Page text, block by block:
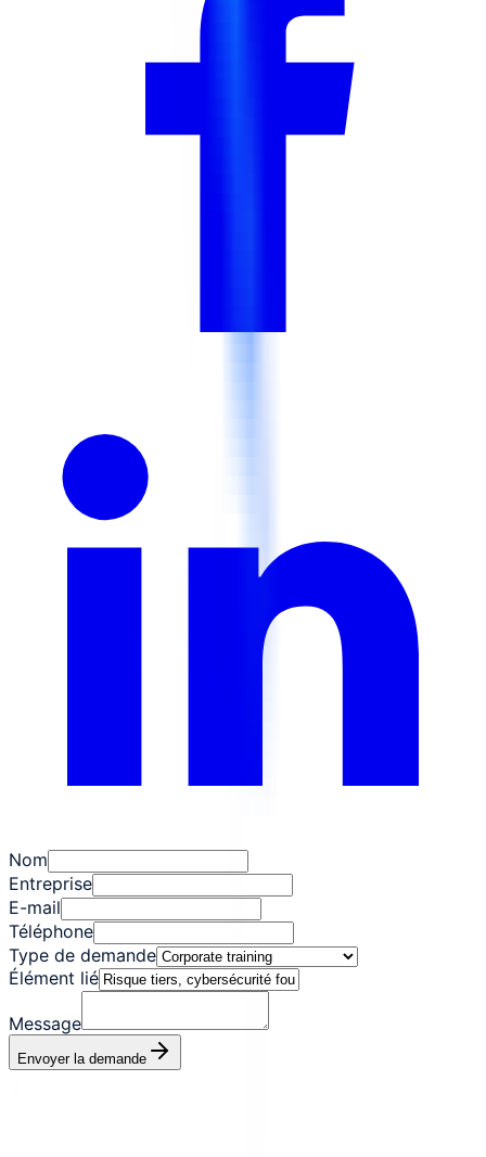
Nom
Entreprise
E-mail
Téléphone
Type de demande
Élément lié
Message
Envoyer la demande